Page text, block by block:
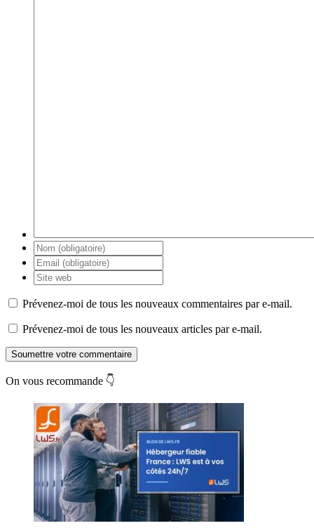
Prévenez-moi de tous les nouveaux commentaires par e-mail.
Prévenez-moi de tous les nouveaux articles par e-mail.
Soumettre votre commentaire
On vous recommande 👇